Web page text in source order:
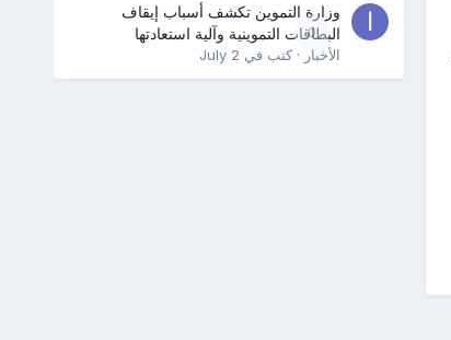
0
وزارة التموين تكشف أسباب إيقاف
البطاقات التموينية وآلية استعادتها
الأخبار · كتب في July 2